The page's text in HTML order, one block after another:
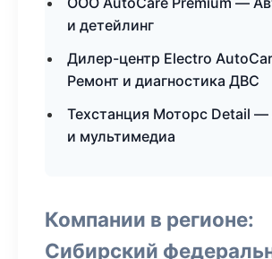
и детейлинг
Дилер-центр Electro
Ремонт и диагностика ДВС
Техстанция Моторс Detail —
и мультимедиа
Компании в регионе:
Сибирский